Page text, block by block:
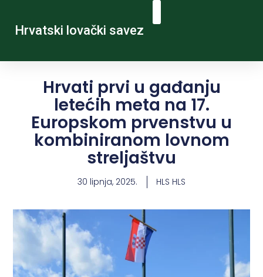
Hrvatski lovački savez
Hrvati prvi u gađanju
letećih meta na 17.
Europskom prvenstvu u
kombiniranom lovnom
streljaštvu
30 lipnja, 2025. HLS HLS